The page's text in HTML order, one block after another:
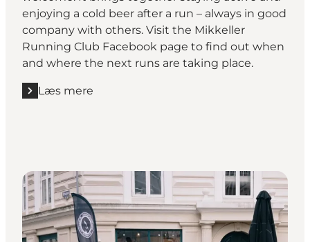
enjoying a cold beer after a run – always in good
company with others. Visit the Mikkeller
Running Club Facebook page to find out when
and where the next runs are taking place.
Læs mere
Læs mere "Mikkeller Running Club"